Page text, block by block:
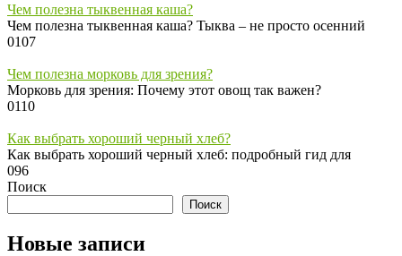
Чем полезна тыквенная каша?
Чем полезна тыквенная каша? Тыква – не просто осенний
0107
Чем полезна морковь для зрения?
Морковь для зрения: Почему этот овощ так важен?
0110
Как выбрать хороший черный хлеб?
Как выбрать хороший черный хлеб: подробный гид для
096
Поиск
Поиск
Новые записи